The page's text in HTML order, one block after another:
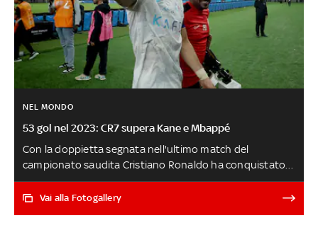
NEL MONDO
53 gol nel 2023: CR7 supera Kane e Mbappé
Con la doppietta segnata nell'ultimo match del
campionato saudita Cristiano Ronaldo ha conquistato
la vetta come miglior marcatore dell'anno solare. Nella
nostra classifica abbiamo considerando i gol in tutte le
Vai alla Fotogallery